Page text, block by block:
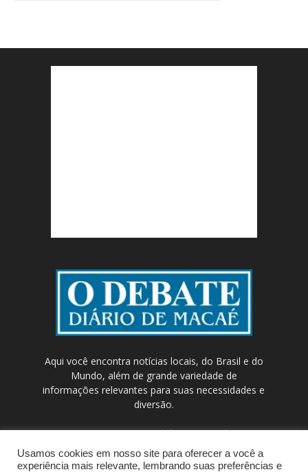
Aqui você encontra notícias locais, do Brasil e do
Mundo, além de grande variedade de
informações relevantes para suas necessidades e
diversão.
Contato:contato@odebateon.com.br /
comercia@odebateon.com.br
Usamos cookies em nosso site para oferecer a você a
experiência mais relevante, lembrando suas preferências e